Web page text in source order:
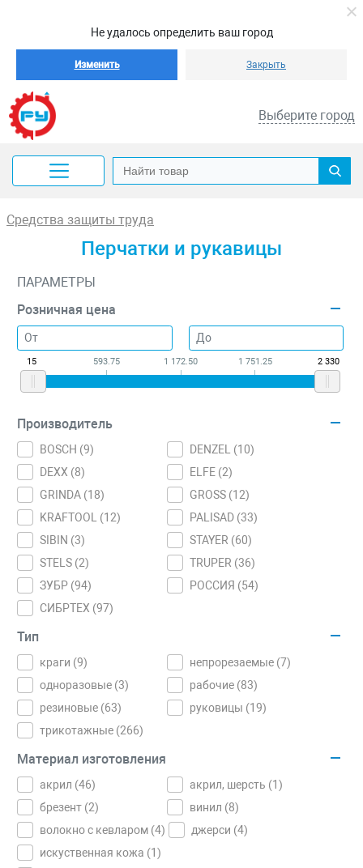
Не удалось определить ваш город
Изменить Закрыть
Выберите город
Средства защиты труда
Перчатки и рукавицы
ПАРАМЕТРЫ
Розничная цена
15 593.75 1 172.50 1 751.25 2 330
Производитель
BOSCH (9) DENZEL (10)
DEXX (8) ELFE (2)
GRINDA (18) GROSS (12)
KRAFTOOL (12) PALISAD (33)
SIBIN (3) STAYER (60)
STELS (2) TRUPER (36)
ЗУБР (94) РОССИЯ (54)
СИБРТЕХ (97)
Тип
краги (9) непрорезаемые (7)
одноразовые (3) рабочие (83)
резиновые (63) руковицы (19)
трикотажные (266)
Материал изготовления
акрил (46) акрил, шерсть (1)
брезент (2) винил (8)
волокно с кевларом (4) джерси (4)
искуственная кожа (1 )